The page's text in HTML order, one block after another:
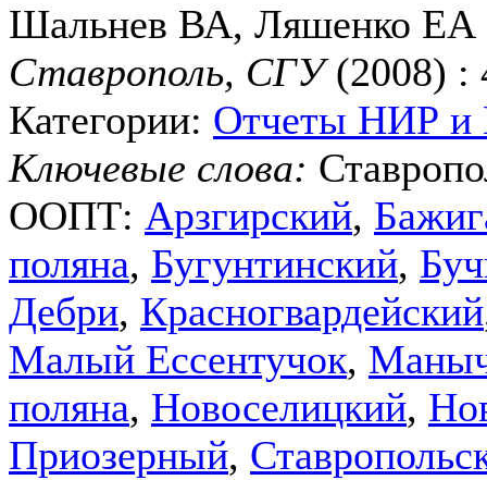
Шальнев ВА, Ляшенко
Ставрополь, СГУ(2008) :
Категории: Отчеты НИР
Ключевые слова:
ООПТ: Арзгирский,
поляна, Бугунтинский,
Дебри, Красногвардейский
Малый Ессентучок,
поляна, Новоселицкий,
Приозерный,